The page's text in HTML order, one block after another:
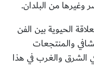
وغيرها من البلدان.
الحيوية بين الفن
والمنتجعات
الشرق والغرب في هذا